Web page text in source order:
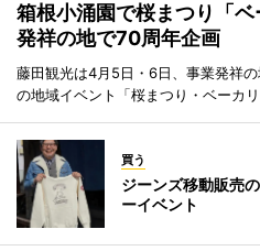
箱根小涌園で桜まつり「
発祥の地で70周年企画
藤田観光は4月5日・6日、事業発祥
の地域イベント「桜まつり・ベーカ
買う
ジーンズ移動販売
ーイベント